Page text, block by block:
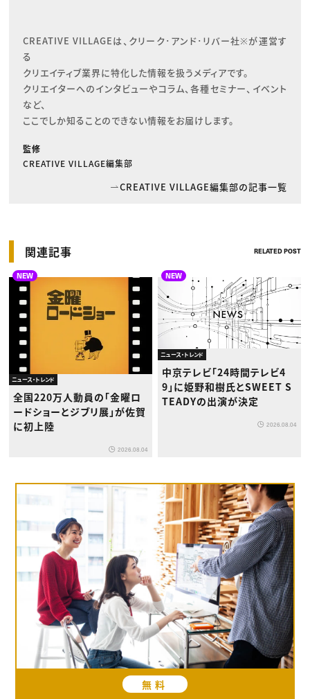
CREATIVE VILLAGEは、クリーク･アンド･リバー社※が運営す
る
クリエイティブ業界に特化した情報を扱うメディアです。
クリエイターへのインタビューやコラム、各種セミナー、イベント
など、
ここでしか知ることのできない情報をお届けします。
監修
CREATIVE VILLAGE編集部
CREATIVE VILLAGE編集部の記事一覧
関連記事 RELATED POST
NEW
ニュース・トレンド
全国220万人動員の「金曜ロ
ードショーとジブリ展」が佐賀
に初上陸
2026.08.04
NEW
ニュース・トレンド
中京テレビ「24時間テレビ4
9」に姫野和樹氏とSWEET S
TEADYの出演が決定
2026.08.04
無料